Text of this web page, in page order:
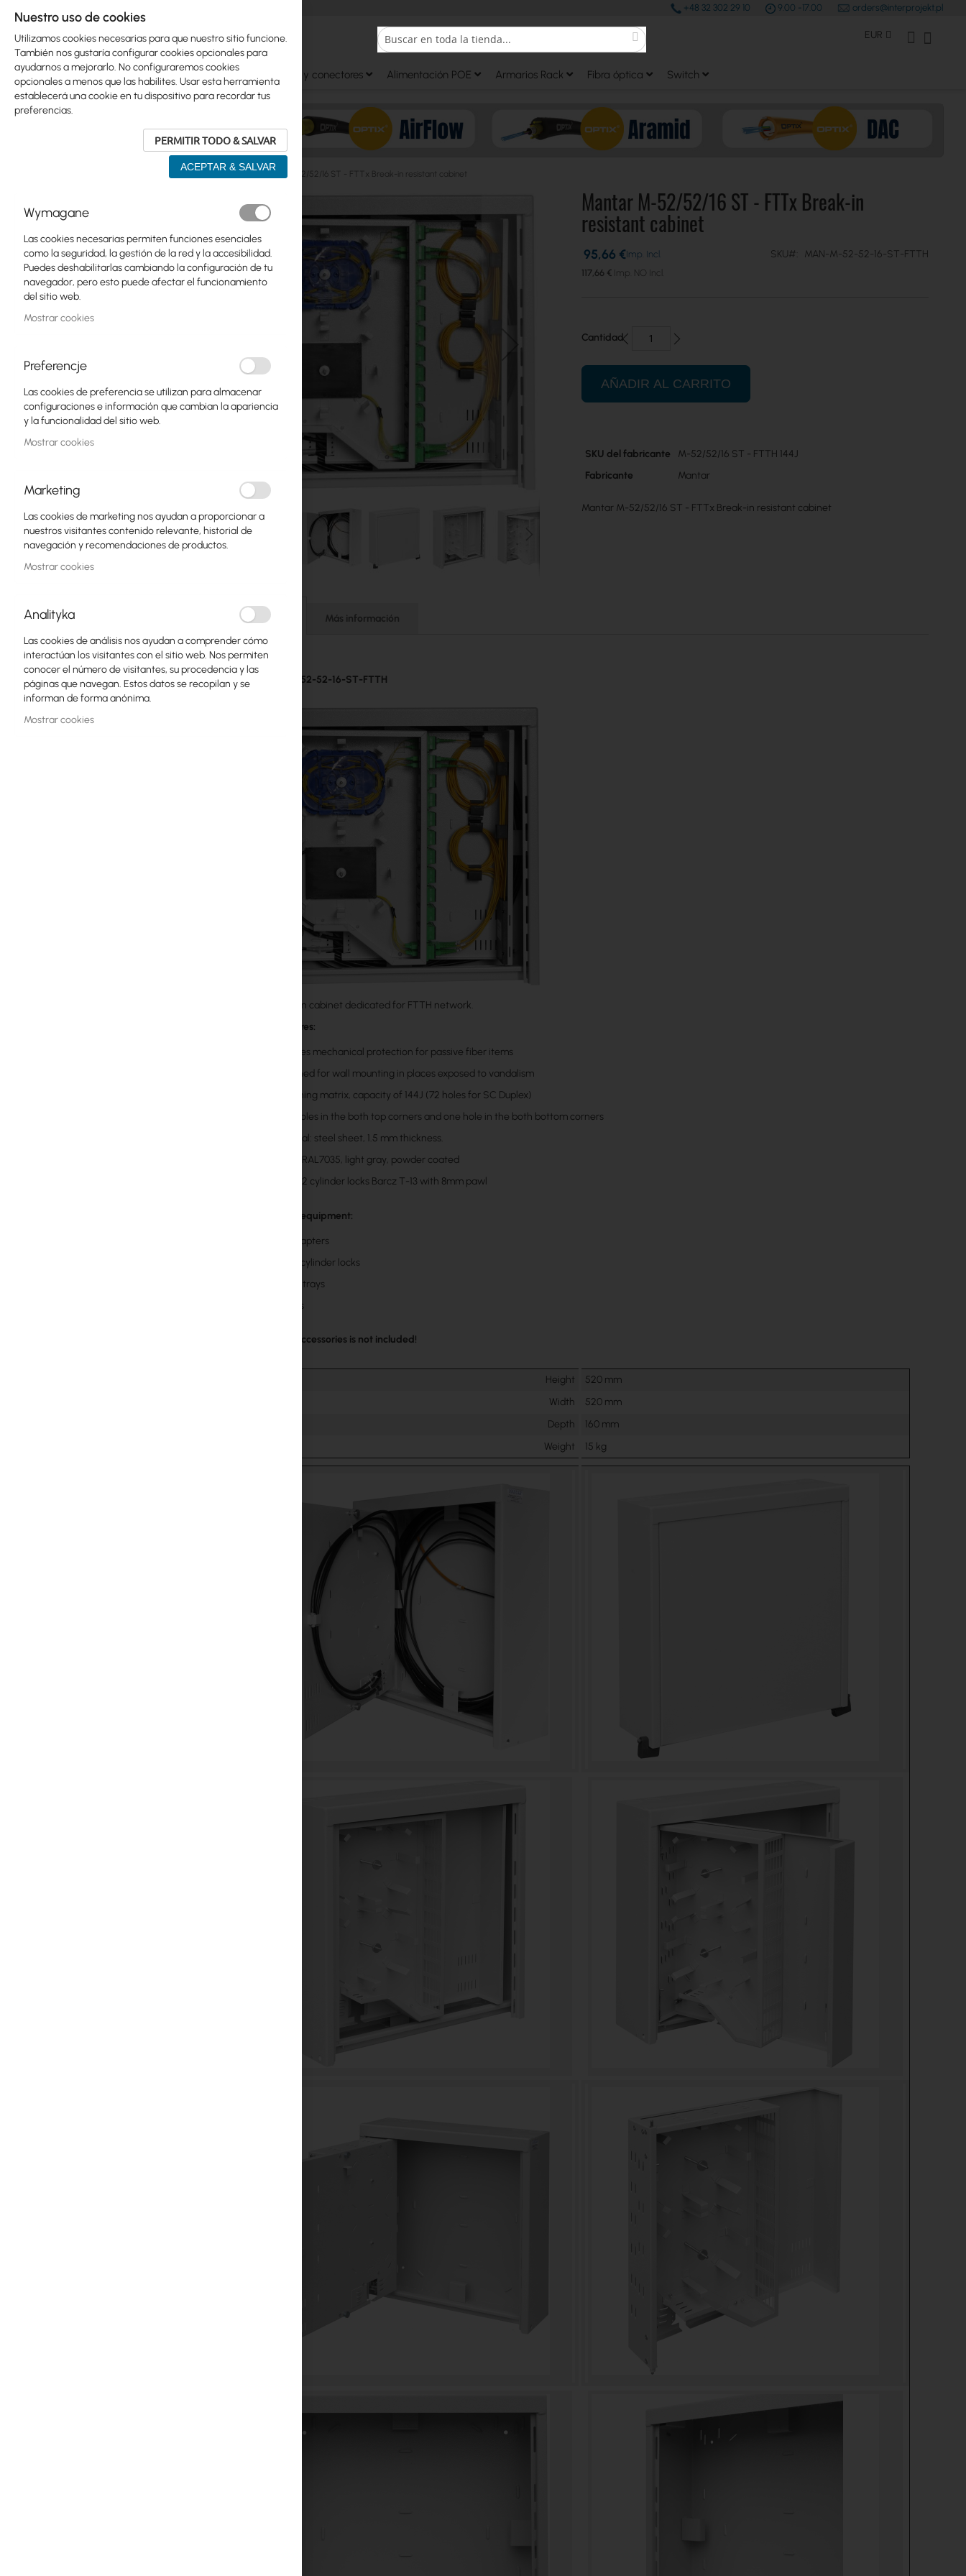
+48 32 302 29 10 9.00 -17.00 orders@interprojekt.pl
Search
Search Moneda
EUR Mi Cuenta
Ubiquiti Mikrotik WiFi Antenas Cables y conectores Alimentación POE Armarios Rack Fibra óptica Switch
Indoor Mantar M-52/52/16 ST - FTTx Break-in resistant cabinet
Skip
product
list
Ubiquiti
Mikrotik
WiFi
Antenas
Switch
Puntos de Acceso
Cables Coaxiales
GPON
Cables LAN
Routers LAN
Licencias MikroTik
Monitoreo, Smart Home IoT
Dispositivos WiFi para Exterior
al
de
la
galería
de
comienzo
la
galería
de
imágenes
Mantar M-52/52/16 ST - FTTx Break-in
resistant cabinet
117,66 €
95,66 € SKU MAN-M-52-52-16-ST-FTTH
Cantidad
AÑADIR AL CARRITO
Más
SKU del fabricante
M-52/52/16 ST - FTTH 144J
Fabricante
Mantar
Mantar M-52/52/16 ST - FTTx Break-in resistant cabinet
Detalles Más información
Mantar M-52-52-16-ST-FTTH
Aggregation cabinet dedicated for FTTH network.
Main features:
Provides mechanical protection for passive fiber items
Designed for wall mounting in places exposed to vandalism
Switching matrix, capacity of 144J (72 holes for SC Duplex)
Two holes in the both top corners and one hole in the both bottom corners
Material: steel sheet, 1.5 mm thickness.
Color: RAL7035, light gray, powder coated
Locks: 2 cylinder locks Barcz T-13 with 8mm pawl
Additional equipment:
SC adapters
Barcz cylinder locks
Splice trays
Pigtails
The fiber accessories is not included!
Height
520 mm
Width
520 mm
Depth
160 mm
Weight
15 kg
Nuestro uso de cookies
Utilizamos cookies necesarias para que nuestro sitio funcione.
También nos gustaría configurar cookies opcionales para
ayudarnos a mejorarlo. No configuraremos cookies
opcionales a menos que las habilites. Usar esta herramienta
establecerá una cookie en tu dispositivo para recordar tus
preferencias.
PERMITIR TODO & SALVAR
ACEPTAR & SALVAR
Wymagane
Las cookies necesarias permiten funciones esenciales
como la seguridad, la gestión de la red y la accesibilidad.
Puedes deshabilitarlas cambiando la configuración de tu
navegador, pero esto puede afectar el funcionamiento
del sitio web.
Mostrar cookies
Preferencje
Las cookies de preferencia se utilizan para almacenar
configuraciones e información que cambian la apariencia
y la funcionalidad del sitio web.
Mostrar cookies
Marketing
Las cookies de marketing nos ayudan a proporcionar a
nuestros visitantes contenido relevante, historial de
navegación y recomendaciones de productos.
Mostrar cookies
Analityka
Las cookies de análisis nos ayudan a comprender cómo
interactúan los visitantes con el sitio web. Nos permiten
conocer el número de visitantes, su procedencia y las
páginas que navegan. Estos datos se recopilan y se
informan de forma anónima.
Mostrar cookies